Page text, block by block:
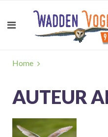
Home
AUTEUR